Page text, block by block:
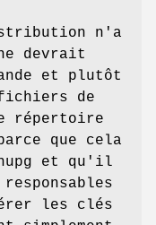
n'a
devrait
et plutôt
de
répertoire
que cela
et qu'il
les clés